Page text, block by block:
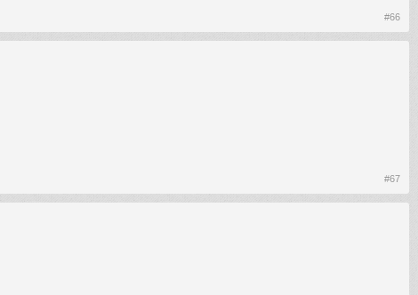
#66
#67